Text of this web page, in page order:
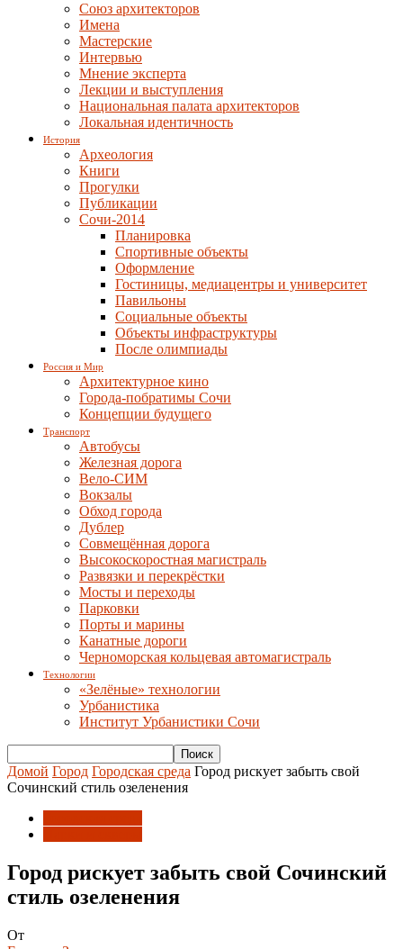
Союз архитекторов
Имена
Мастерские
Интервью
Мнение эксперта
Лекции и выступления
Национальная палата архитекторов
Локальная идентичность
История
Археология
Книги
Прогулки
Публикации
Сочи-2014
Планировка
Спортивные объекты
Оформление
Гостиницы, медиацентры и университет
Павильоны
Социальные объекты
Объекты инфраструктуры
После олимпиады
Россия и Мир
Архитектурное кино
Города-побратимы Сочи
Концепции будущего
Транспорт
Автобусы
Железная дорога
Вело-СИМ
Вокзалы
Обход города
Дублер
Совмещённая дорога
Высокоскоростная магистраль
Развязки и перекрёстки
Мосты и переходы
Парковки
Порты и марины
Канатные дороги
Черноморская кольцевая автомагистраль
Технологии
«Зелёные» технологии
Урбанистика
Институт Урбанистики Сочи
Домой Город Городская среда Город рискует забыть свой
Сочинский стиль озеленения
Город рискует забыть свой Сочинский
стиль озеленения
От